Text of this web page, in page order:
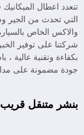
تتعدد اعطال
التي تحدث من الجير
والاكس الخاص
شركتنا على توفير
بكفاءة وتقنية عالية ،
جودة مضمونة على
بنشر متنقل